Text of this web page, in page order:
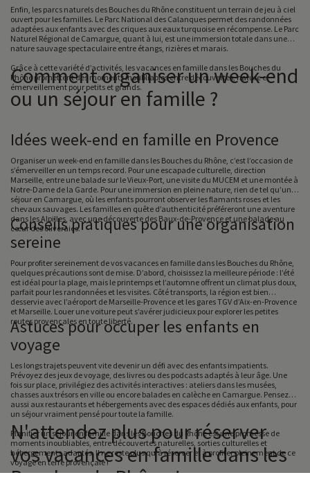
Enfin, les parcs naturels des Bouches du Rhône constituent un terrain de jeu à ciel
ouvert pour les familles. Le Parc National des Calanques permet des randonnées
adaptées aux enfants avec des criques aux eaux turquoise en récompense. Le Parc
Naturel Régional de Camargue, quant à lui, est une immersion totale dans une
nature sauvage spectaculaire entre étangs, rizières et marais.
Grâce à cette variété d’activités, les vacances en famille dans les Bouches du
Rhône promettent des moments inoubliables entre découvertes, nature et
émerveillement pour petits et grands.
Comment organiser un week-end
ou un séjour en famille ?
Idées week-end en famille en Provence
Organiser un week-end en famille dans les Bouches du Rhône, c’est l’occasion de
s’émerveiller en un temps record. Pour une escapade culturelle, direction
Marseille, entre une balade sur le Vieux-Port, une visite du MUCEM et une montée à
Notre-Dame de la Garde. Pour une immersion en pleine nature, rien de tel qu’un
séjour en Camargue, où les enfants pourront observer les flamants roses et les
chevaux sauvages. Les familles en quête d’authenticité préféreront une aventure
dans les Alpilles, avec une découverte des Baux-de-Provence et une balade au
cœur des oliveraies.
Conseils pratiques pour une organisation
sereine
Pour profiter sereinement de vos vacances en famille dans les Bouches du Rhône,
quelques précautions sont de mise. D’abord, choisissez la meilleure période : l’été
est idéal pour la plage, mais le printemps et l’automne offrent un climat plus doux,
parfait pour les randonnées et les visites. Côté transports, la région est bien
desservie avec l’aéroport de Marseille-Provence et les gares TGV d’Aix-en-Provence
et Marseille. Louer une voiture peut s’avérer judicieux pour explorer les petites
routes provençales en toute liberté.
Astuces pour occuper les enfants en
voyage
Les longs trajets peuvent vite devenir un défi avec des enfants impatients.
Prévoyez des jeux de voyage, des livres ou des podcasts adaptés à leur âge. Une
fois sur place, privilégiez des activités interactives : ateliers dans les musées,
chasses aux trésors en ville ou encore balades en calèche en Camargue. Pensez
aussi aux restaurants et hébergements avec des espaces dédiés aux enfants, pour
un séjour vraiment pensé pour toute la famille.
Planifier un séjour en famille dans les Bouches du Rhône est une promesse de
moments inoubliables, entre découvertes naturelles, sorties culturelles et
hébergements adaptés. Il ne reste plus qu'à réserver et à profiter pleinement de ce
voyage en terre provençale !
N'attendez plus pour réserver
vos vacances en famille dans les
Bouches du Rhône !